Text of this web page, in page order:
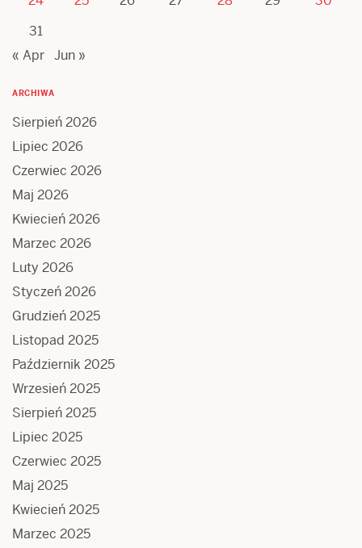
31
« Apr Jun »
ARCHIWA
Sierpień 2026
Lipiec 2026
Czerwiec 2026
Maj 2026
Kwiecień 2026
Marzec 2026
Luty 2026
Styczeń 2026
Grudzień 2025
Listopad 2025
Październik 2025
Wrzesień 2025
Sierpień 2025
Lipiec 2025
Czerwiec 2025
Maj 2025
Kwiecień 2025
Marzec 2025